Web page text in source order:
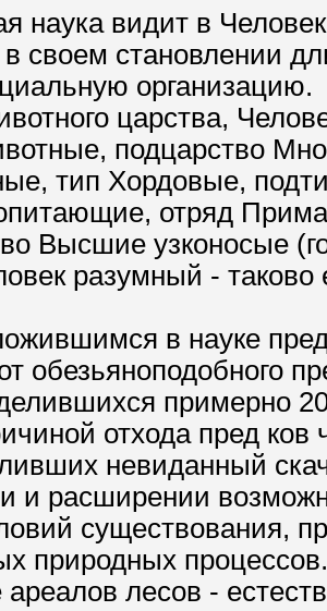
наука видит в
своем становлении
организацию.
царства,
подцарство
тип Хордовые,
отряд
Высшие узконосые
разумный - таково
в науке
обезьяноподобного
примерно
отхода пред
невиданный
и расширении
существования,
природных
лесов -